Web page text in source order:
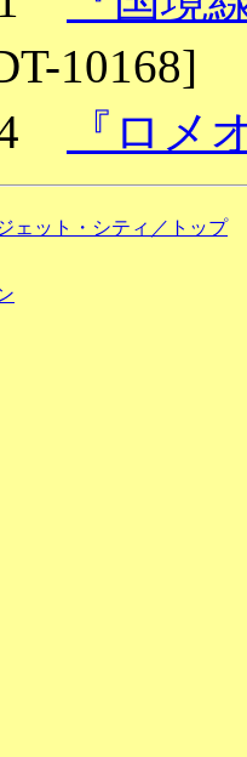
10168]
『ロメ
ェット・シティ／トップ